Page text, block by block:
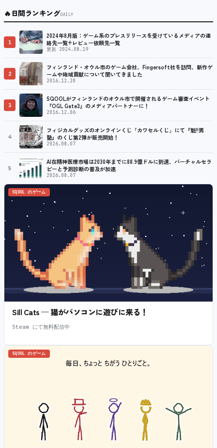
🔥日間ランキングDAILY
1
2024年8月版：ゲーム系のプレスリリースを受けているメディアの連
絡先一覧+レビュー依頼先一覧
更新 2024.08.19
2
フィンランド・オウル市のゲーム会社、Fingersoft社を訪問、新作ゲ
ームや地域貢献について聞いてきました
2016.12.20
3
SQOOLがフィンランドのオウル市で開催されるゲーム審査イベント
『OGL Gate3』のメディアパートナーに！
2016.12.06
4
フィジカルグッズのオンラインくじ「カワセルくじ」にて『魁!!男
塾』のくじ第2弾が販売開始！
2026.08.07
5
AI在精神医療市場は2030年までに88.9億ドルに到達、バーチャルセラ
ピーと予測診断の普及が加速
2026.08.07
SQOOL のゲーム
Sill Cats — 猫がパソコンに遊びに来る！
Steam にて無料配信中
SQOOL のゲーム